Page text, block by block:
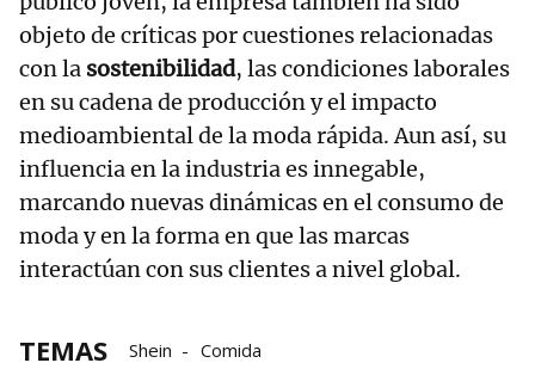
objeto de críticas por cuestiones relacionadas
con la sostenibilidad, las condiciones laborales
en su cadena de producción y el impacto
medioambiental de la moda rápida. Aun así, su
influencia en la industria es innegable,
marcando nuevas dinámicas en el consumo de
moda y en la forma en que las marcas
interactúan con sus clientes a nivel global.
TEMAS Shein Comida